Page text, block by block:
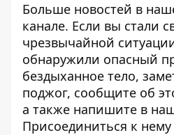
Больше новостей в
канале. Если вы стали
чрезвычайной
обнаружили опасный
бездыханное тело,
поджог, сообщите об
а также напишите в
Присоединиться к